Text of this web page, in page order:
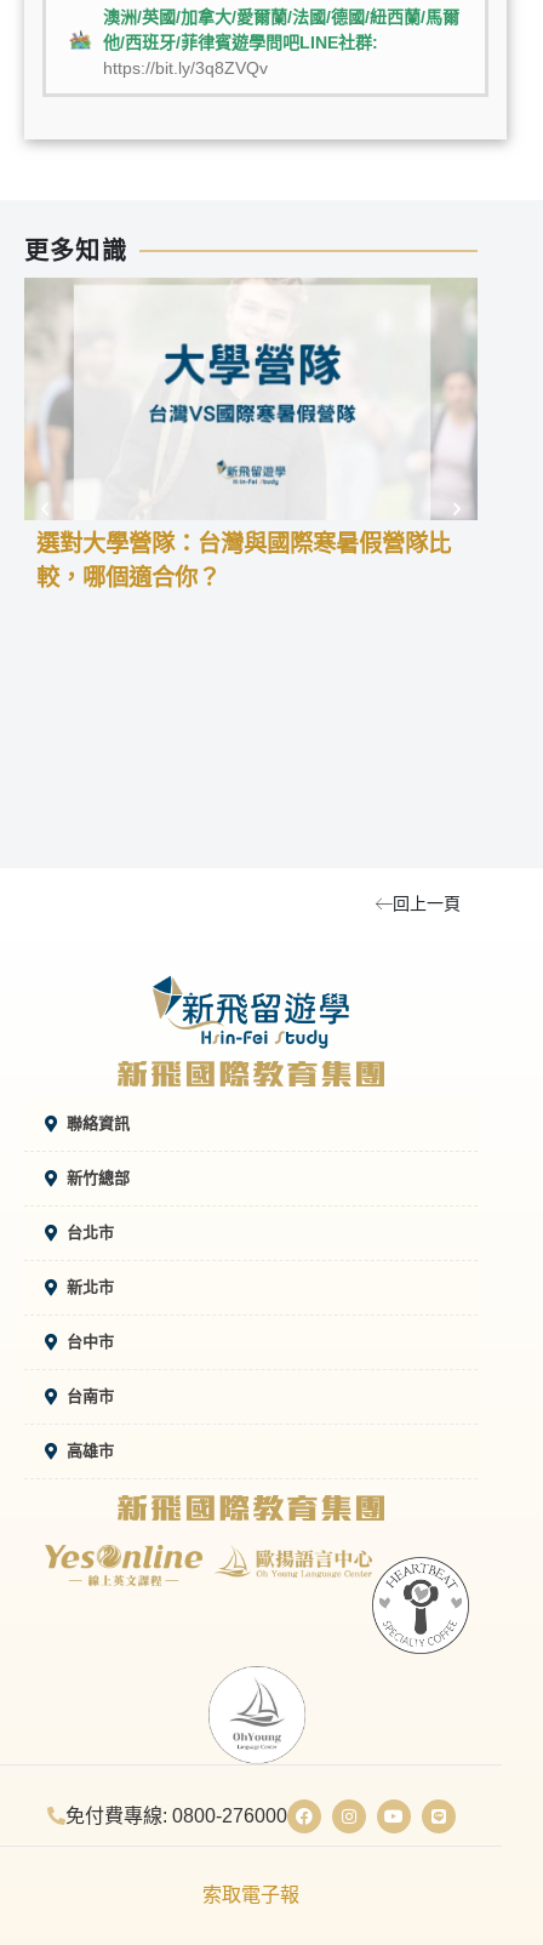
澳洲/英國/加拿大/愛爾蘭/法國/德國/紐西蘭/馬爾
他/西班牙/菲律賓遊學問吧LINE社群:
https://bit.ly/3q8ZVQv
更多知識
選對大學營隊：台灣與國際寒暑假營隊比
較，哪個適合你？
回上一頁
聯絡資訊
新竹總部
台北市
新北市
台中市
台南市
高雄市
免付費專線: 0800-276000
索取電子報